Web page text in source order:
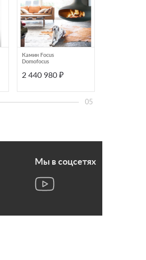
Камин Focus
Domofocus
2 440 980 ₽
05
Мы в соцсетях